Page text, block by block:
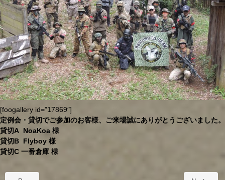
[foogallery id=”17869″]
定例会・貸切でご参加のお客様、ご来場誠にありがとうございました。
貸切A NoaKoa 様
貸切B Flyboy 様
貸切C 一番倉庫 様